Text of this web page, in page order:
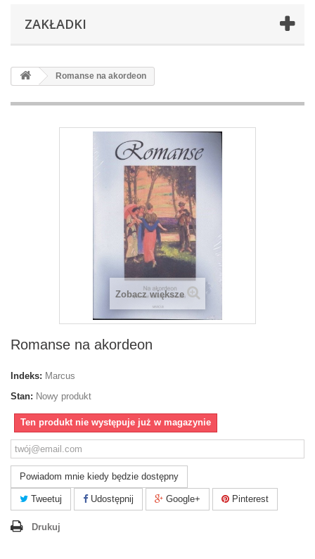
ZAKŁADKI
Romanse na akordeon
Zobacz większe
Romanse na akordeon
Indeks: Marcus
Stan: Nowy produkt
Ten produkt nie występuje już w magazynie
Powiadom mnie kiedy będzie dostępny
Tweetuj Udostępnij Google+ Pinterest
Drukuj